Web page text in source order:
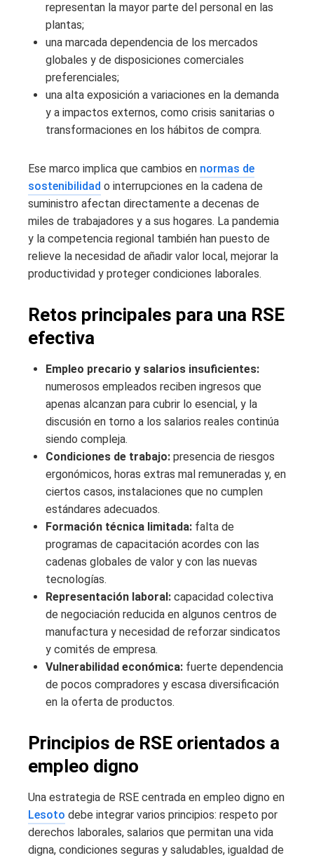
representan la mayor parte del personal en las
plantas;
una marcada dependencia de los mercados
globales y de disposiciones comerciales
preferenciales;
una alta exposición a variaciones en la demanda
y a impactos externos, como crisis sanitarias o
transformaciones en los hábitos de compra.
Ese marco implica que cambios en normas de
sostenibilidad o interrupciones en la cadena de
suministro afectan directamente a decenas de
miles de trabajadores y a sus hogares. La pandemia
y la competencia regional también han puesto de
relieve la necesidad de añadir valor local, mejorar la
productividad y proteger condiciones laborales.
Retos principales para una RSE
efectiva
Empleo precario y salarios insuficientes:
numerosos empleados reciben ingresos que
apenas alcanzan para cubrir lo esencial, y la
discusión en torno a los salarios reales continúa
siendo compleja.
Condiciones de trabajo: presencia de riesgos
ergonómicos, horas extras mal remuneradas y, en
ciertos casos, instalaciones que no cumplen
estándares adecuados.
Formación técnica limitada: falta de
programas de capacitación acordes con las
cadenas globales de valor y con las nuevas
tecnologías.
Representación laboral: capacidad colectiva
de negociación reducida en algunos centros de
manufactura y necesidad de reforzar sindicatos
y comités de empresa.
Vulnerabilidad económica: fuerte dependencia
de pocos compradores y escasa diversificación
en la oferta de productos.
Principios de RSE orientados a
empleo digno
Una estrategia de RSE centrada en empleo digno en
Lesoto debe integrar varios principios: respeto por
derechos laborales, salarios que permitan una vida
digna, condiciones seguras y saludables, igualdad de